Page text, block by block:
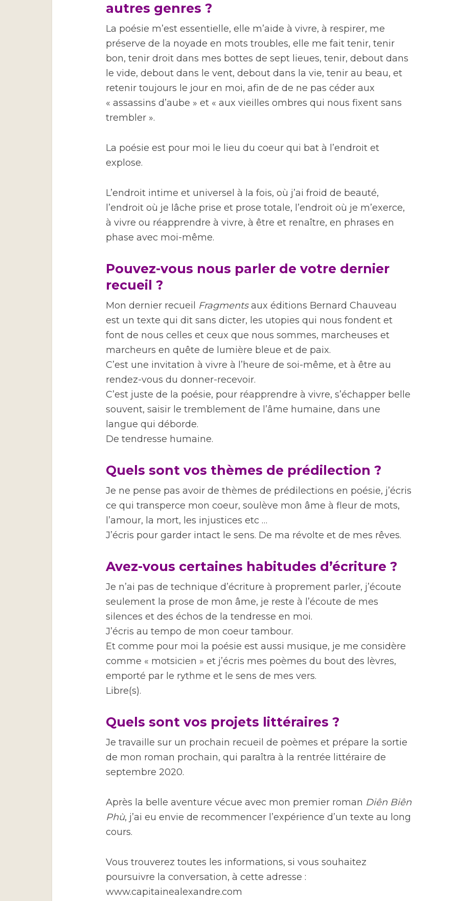
autres genres ?
La poésie m’est essentielle, elle m’aide à vivre, à respirer, me
préserve de la noyade en mots troubles, elle me fait tenir, tenir
bon, tenir droit dans mes bottes de sept lieues, tenir, debout dans
le vide, debout dans le vent, debout dans la vie, tenir au beau, et
retenir toujours le jour en moi, afin de de ne pas céder aux
« assassins d’aube » et « aux vieilles ombres qui nous fixent sans
trembler ».
La poésie est pour moi le lieu du coeur qui bat à l’endroit et
explose.
L’endroit intime et universel à la fois, où j’ai froid de beauté,
l’endroit où je lâche prise et prose totale, l’endroit où je m’exerce,
à vivre ou réapprendre à vivre, à être et renaître, en phrases en
phase avec moi-même.
Pouvez-vous nous parler de votre dernier
recueil ?
Mon dernier recueil Fragmentsaux éditions Bernard Chauveau
est un texte qui dit sans dicter, les utopies qui nous fondent et
font de nous celles et ceux que nous sommes, marcheuses et
marcheurs en quête de lumière bleue et de paix.
C’est une invitation à vivre à l’heure de soi-même, et à être au
rendez-vous du donner-recevoir.
C’est juste de la poésie, pour réapprendre à vivre, s’échapper belle
souvent, saisir le tremblement de l’âme humaine, dans une
langue qui déborde.
De tendresse humaine.
Quels sont vos thèmes de prédilection ?
Je ne pense pas avoir de thèmes de prédilections en poésie, j’écris
ce qui transperce mon coeur, soulève mon âme à fleur de mots,
l’amour, la mort, les injustices etc …
J’écris pour garder intact le sens. De ma révolte et de mes rêves.
Avez-vous certaines habitudes d’écriture ?
Je n’ai pas de technique d’écriture à proprement parler, j’écoute
seulement la prose de mon âme, je reste à l’écoute de mes
silences et des échos de la tendresse en moi.
J’écris au tempo de mon coeur tambour.
Et comme pour moi la poésie est aussi musique, je me considère
comme « motsicien » et j’écris mes poèmes du bout des lèvres,
emporté par le rythme et le sens de mes vers.
Libre(s).
Quels sont vos projets littéraires ?
Je travaille sur un prochain recueil de poèmes et prépare la sortie
de mon roman prochain, qui paraîtra à la rentrée littéraire de
septembre 2020.
Après la belle aventure vécue avec mon premier roman Diên Biên
Phù, j’ai eu envie de recommencer l’expérience d’un texte au long
cours.
Vous trouverez toutes les informations, si vous souhaitez
poursuivre la conversation, à cette adresse :
www.capitainealexandre.com